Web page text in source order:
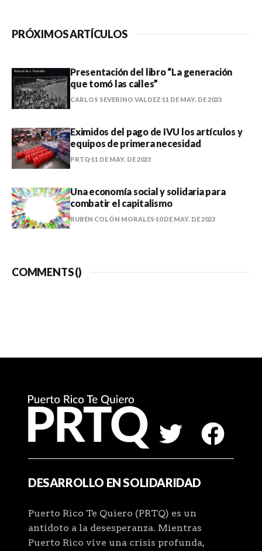
PRÓXIMOS ARTÍCULOS
Presentación del libro “La generación
que tomó las calles”
CARLOS SEVERINO VALDEZ 11 DE MAY. DE 2023
Eximidos del pago de IVU los artículos y
equipos de primera necesidad
PRTQ 11 DE MAY. DE 2023
Una economía social y solidaria para
combatir el capitalismo
RUBÉN COLÓN MORALES 10 DE MAY. DE 2023
COMMENTS ()
DESARROLLO EN SOLIDARIDAD
Puerto Rico Te Quiero (PRTQ) es un
antídoto a la desesperanza. Mientras
Puerto Rico vive una crisis profunda,